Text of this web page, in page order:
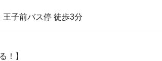
子前バス停 徒歩3分
！】